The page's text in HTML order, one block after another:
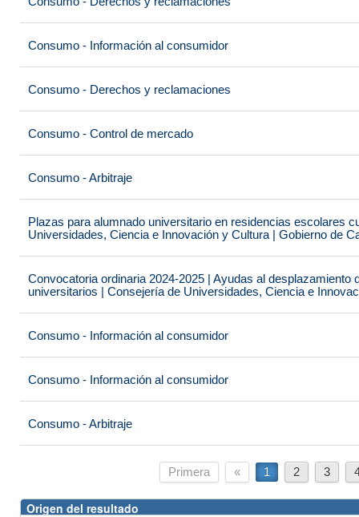
Consumo - Información al consumidor
Consumo - Derechos y reclamaciones
Consumo - Control de mercado
Consumo - Arbitraje
Plazas para alumnado universitario en residencias escolares
Universidades, Ciencia e Innovación y Cultura | Gobierno de
Convocatoria ordinaria 2024-2025 | Ayudas al desplazamiento
universitarios | Consejería de Universidades, Ciencia e
Consumo - Información al consumidor
Consumo - Información al consumidor
Consumo - Arbitraje
Primera « 1 2 3
Origen del resultado